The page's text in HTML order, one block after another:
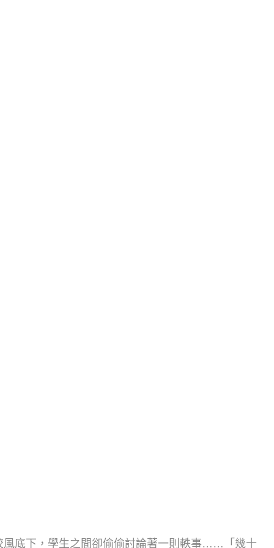
風底下，學生之間卻偷偷討論著一則軼事……「幾十